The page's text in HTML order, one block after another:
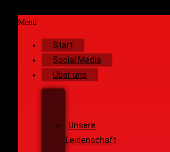
Menü
Start
Social Media
Über uns
Unsere
Leidenschaft